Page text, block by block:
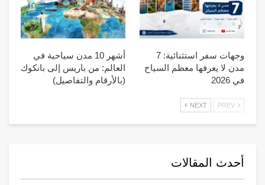
وجهات سفر استثنائية: 7
مدن لا يعرفها معظم السياح
في 2026
أشهر 10 مدن سياحية في
العالم: من باريس إلى بانكوك
(بالأرقام والتفاصيل)
NEXT
أحدث المقالات